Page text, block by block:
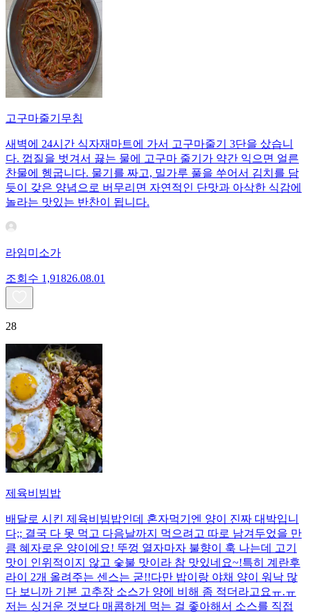
고구마줄기무침
새벽에 24시간 식자재마트에 가서 고구마줄기 3단을 샀습니
다. 껍질을 벗겨서 끓는 물에 고구마 줄기가 약간 익으면 얼른
찬물에 헹굽니다. 물기를 짜고, 밀가루 풀을 쑤어서 김치를 담
듯이 갖은 양념으로 버무리면 자연적인 단맛과 아삭한 식감에
놀라는 맛있는 반찬이 됩니다.
라임미소가
조회수 1,91826.08.01
28
제육비빔밥
배달로 시킨 제육비빔밥인데 혼자먹기엔 양이 진짜 대박입니
다;; 결국 다 못 먹고 다음날까지 먹으려고 따로 남겨두었을 만
큼 혜자로운 양이에요! 뚜껑 열자마자 불향이 훅 나는데 고기
맛이 인위적이지 않고 숯불 맛이라 참 맛있네요~!특히 계란후
라이 2개 올려주는 센스는 굳!! ​다만 밥이랑 야채 양이 워낙 많
다 보니까 기본 고추장 소스가 양에 비해 좀 적더라고요ㅠ.ㅠ
저는 싱거운 것보다 매콤하게 먹는 걸 좋아해서 소스를 직접